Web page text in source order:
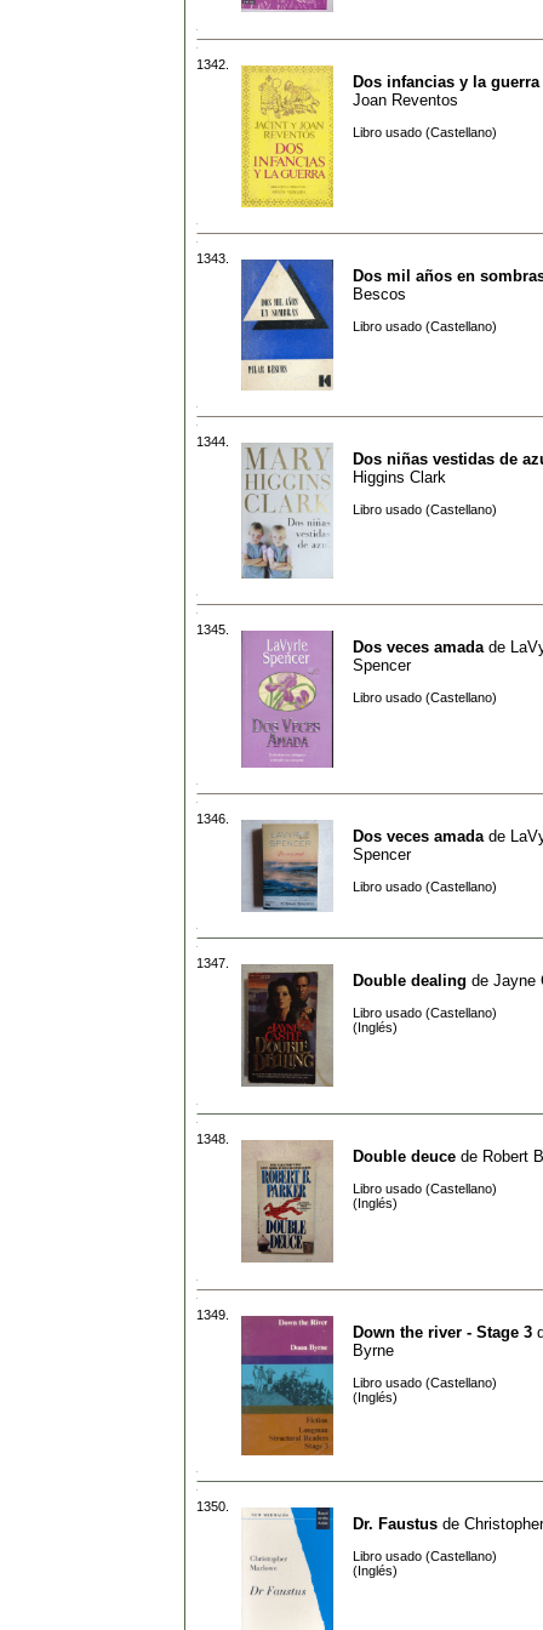
1342.
Dos infancias y la guerra
Joan Reventos
Libro usado (Castellano)
1343.
Dos mil años en
Bescos
Libro usado (Castellano)
1344.
Dos niñas vestidas de
Higgins Clark
Libro usado (Castellano)
1345.
Dos veces amada de
Spencer
Libro usado (Castellano)
1346.
Dos veces amada de
Spencer
Libro usado (Castellano)
1347.
Double dealing de Jayne
Libro usado (Castellano)
(Inglés)
1348.
Double deuce de Robert
Libro usado (Castellano)
(Inglés)
1349.
Down the river - Stage 3
Byrne
Libro usado (Castellano)
(Inglés)
1350.
Dr. Faustus de
Libro usado (Castellano)
(Inglés)